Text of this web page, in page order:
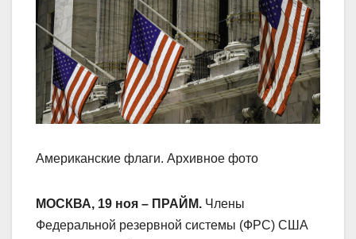
Американские флаги. Архивное фото
МОСКВА, 19 ноя – ПРАЙМ. Члены
Федеральной резервной системы (ФРС) США